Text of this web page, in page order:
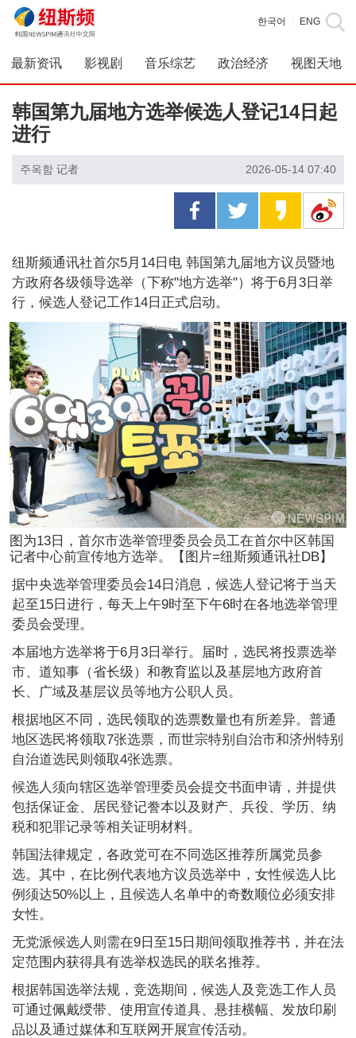
한국어 ENG
最新资讯 影视剧 音乐综艺 政治经济 视图天地
韩国第九届地方选举候选人登记14日起
进行
주옥함 记者 2026-05-14 07:40
纽斯频通讯社首尔5月14日电 韩国第九届地方议员暨地
方政府各级领导选举（下称"地方选举"）将于6月3日举
行，候选人登记工作14日正式启动。
图为13日，首尔市选举管理委员会员工在首尔中区韩国
记者中心前宣传地方选举。【图片=纽斯频通讯社DB】
据中央选举管理委员会14日消息，候选人登记将于当天
起至15日进行，每天上午9时至下午6时在各地选举管理
委员会受理。
本届地方选举将于6月3日举行。届时，选民将投票选举
市、道知事（省长级）和教育监以及基层地方政府首
长、广域及基层议员等地方公职人员。
根据地区不同，选民领取的选票数量也有所差异。普通
地区选民将领取7张选票，而世宗特别自治市和济州特别
自治道选民则领取4张选票。
候选人须向辖区选举管理委员会提交书面申请，并提供
包括保证金、居民登记誊本以及财产、兵役、学历、纳
税和犯罪记录等相关证明材料。
韩国法律规定，各政党可在不同选区推荐所属党员参
选。其中，在比例代表地方议员选举中，女性候选人比
例须达50%以上，且候选人名单中的奇数顺位必须安排
女性。
无党派候选人则需在9日至15日期间领取推荐书，并在法
定范围内获得具有选举权选民的联名推荐。
根据韩国选举法规，竞选期间，候选人及竞选工作人员
可通过佩戴绶带、使用宣传道具、悬挂横幅、发放印刷
品以及通过媒体和互联网开展宣传活动。